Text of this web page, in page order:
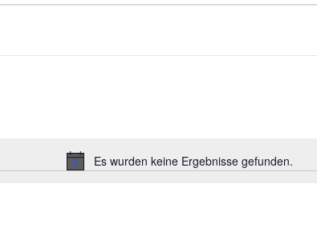
Hinweis
Es wurden keine Ergebnisse gefunden.